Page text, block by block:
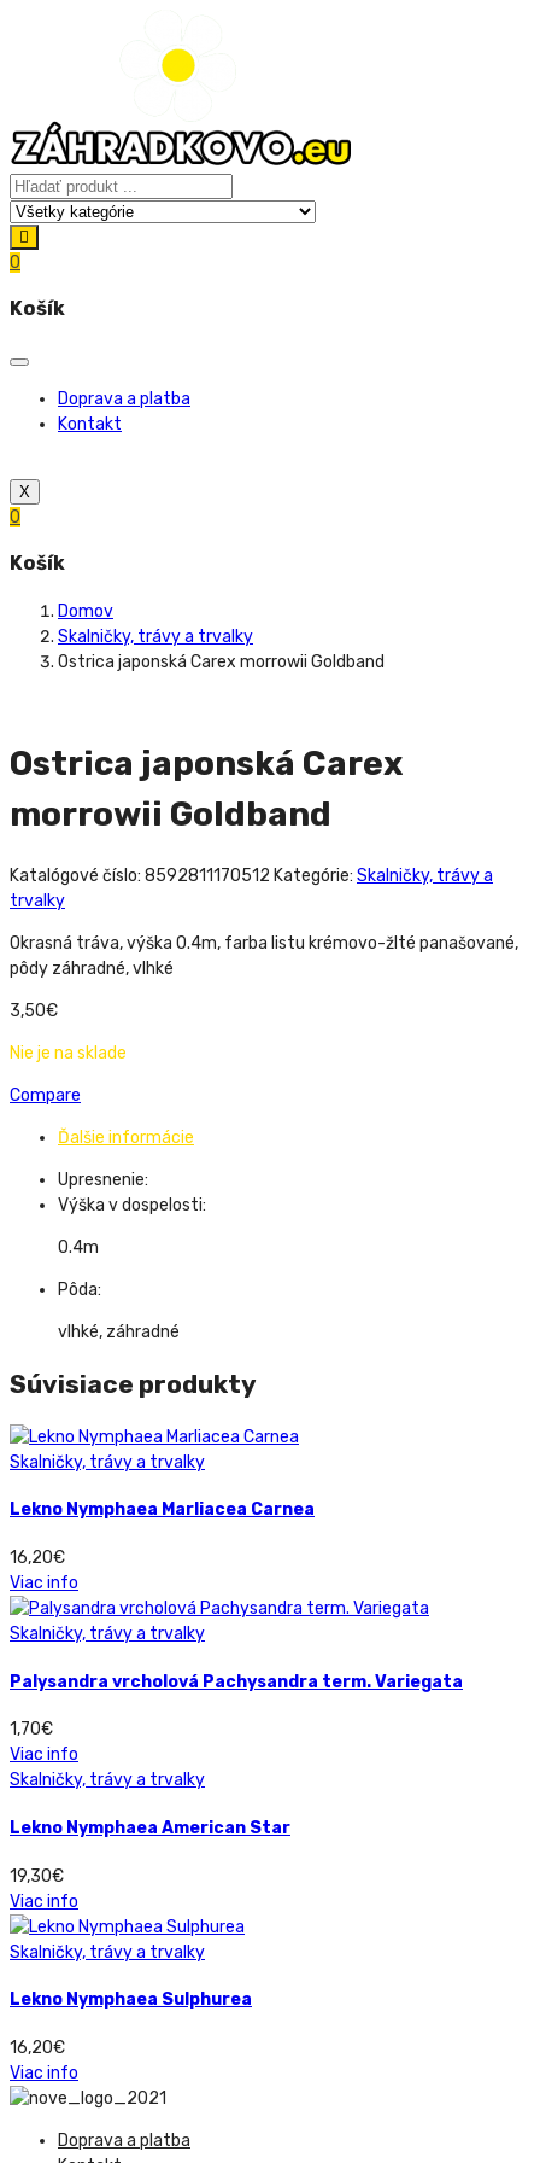
0
Košík
Doprava a platba
Kontakt
X
0
Košík
Domov
Skalničky, trávy a trvalky
Ostrica japonská Carex morrowii Goldband
Ostrica japonská Carex
morrowii Goldband
Katalógové číslo: 8592811170512 Kategórie: Skalničky, trávy a
trvalky
Okrasná tráva, výška 0.4m, farba listu krémovo-žlté panašované,
pôdy záhradné, vlhké
3,50€
Nie je na sklade
Compare
Ďalšie informácie
Upresnenie:
Výška v dospelosti:
0.4m
Pôda:
vlhké, záhradné
Súvisiace produkty
Skalničky, trávy a trvalky
Lekno Nymphaea Marliacea Carnea
16,20€
Viac info
Skalničky, trávy a trvalky
Palysandra vrcholová Pachysandra term. Variegata
1,70€
Viac info
Skalničky, trávy a trvalky
Lekno Nymphaea American Star
19,30€
Viac info
Skalničky, trávy a trvalky
Lekno Nymphaea Sulphurea
16,20€
Viac info
Doprava a platba